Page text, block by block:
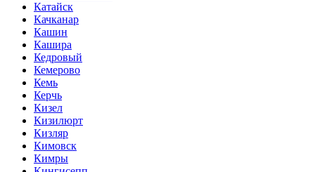
Катайск
Качканар
Кашин
Кашира
Кедровый
Кемерово
Кемь
Керчь
Кизел
Кизилюрт
Кизляр
Кимовск
Кимры